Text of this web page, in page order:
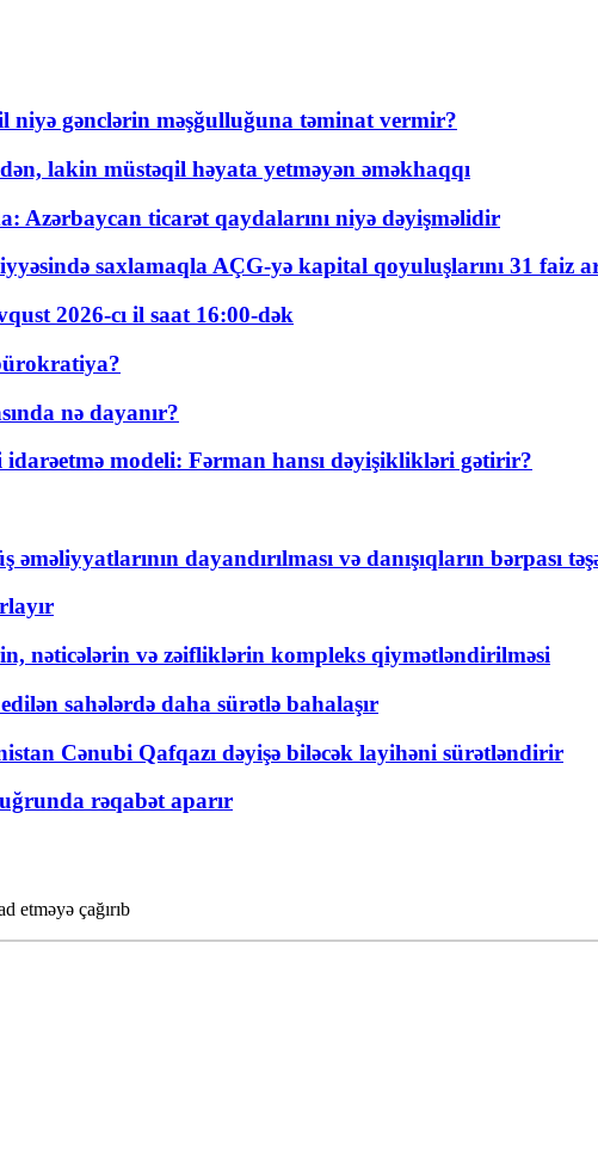
gənclərin məşğulluğuna təminat vermir?
lakin müstəqil həyata yetməyən əməkhaqqı
Azərbaycan ticarət qaydalarını niyə dəyişməlidir
saxlamaqla AÇG-yə kapital qoyuluşlarını 31 faiz
2026-cı il saat 16:00-dək
nə dayanır?
modeli: Fərman hansı dəyişiklikləri gətirir?
dayandırılması və danışıqların bərpası
nəticələrin və zəifliklərin kompleks qiymətləndirilməsi
sahələrdə daha sürətlə bahalaşır
Cənubi Qafqazı dəyişə biləcək layihəni sürətləndirir
rəqabət aparır
etməyə çağırıb